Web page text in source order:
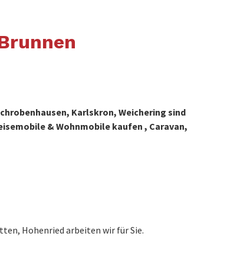
Karlskron, Weichering sind
& Wohnmobile kaufen , Caravan,
Hohenried arbeiten wir für Sie.